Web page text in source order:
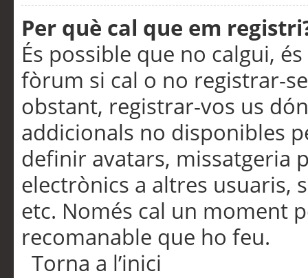
Per què cal que em
És possible que no calgui,
fòrum si cal o no registrar-
obstant, registrar-vos us
addicionals no disponibles
definir avatars, missatgeria
electrònics a altres usuaris,
etc. Només cal un moment
recomanable que ho feu.
Torna a l’inici